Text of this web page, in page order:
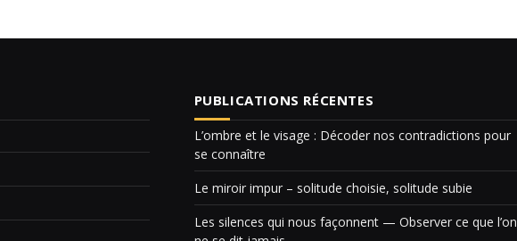
PUBLICATIONS RÉCENTES
L’ombre et le visage : Décoder nos contradictions pour
se connaître
Le miroir impur – solitude choisie, solitude subie
Les silences qui nous façonnent — Observer ce que l’on